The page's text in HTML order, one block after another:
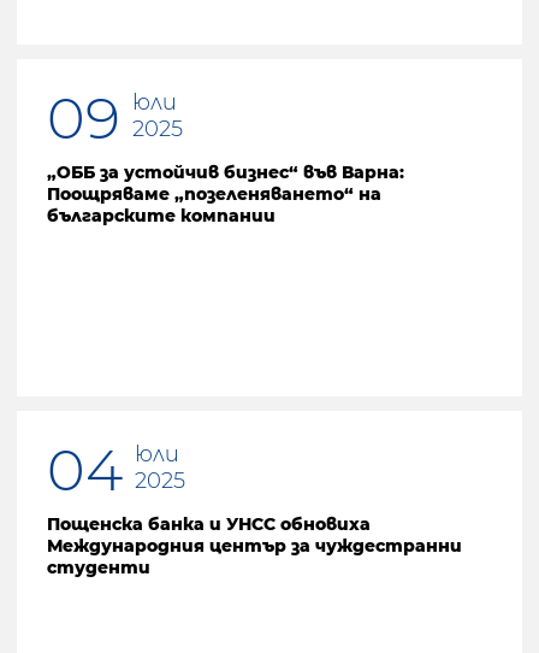
09
юли
2025
„ОББ за устойчив бизнес“ във Варна:
Поощряваме „позеленяването“ на
българските компании
04 юли
2025
Пощенска банка и УНСС обновиха
Международния център за чуждестранни
студенти